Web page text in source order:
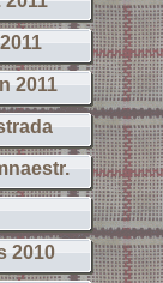
2011
2010